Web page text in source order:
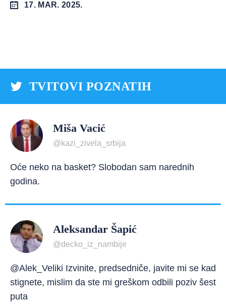
17. MAR. 2025.
TVITOVI POZNATIH
Miša Vacić
@kazi_zivela_srbija
Oće neko na basket? Slobodan sam narednih
godina.
Aleksandar Šapić
@decko_iz_nambije
@Alek_Veliki Izvinite, predsedniče, javite mi se kad
stignete, mislim da ste mi greškom odbili poziv šest
puta